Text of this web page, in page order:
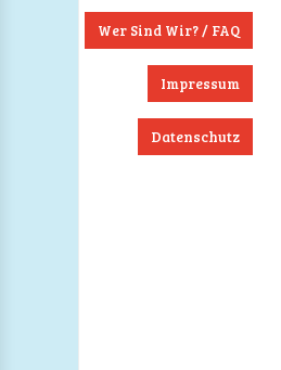
Wer Sind Wir? / FAQ
Impressum
Datenschutz
Instagram